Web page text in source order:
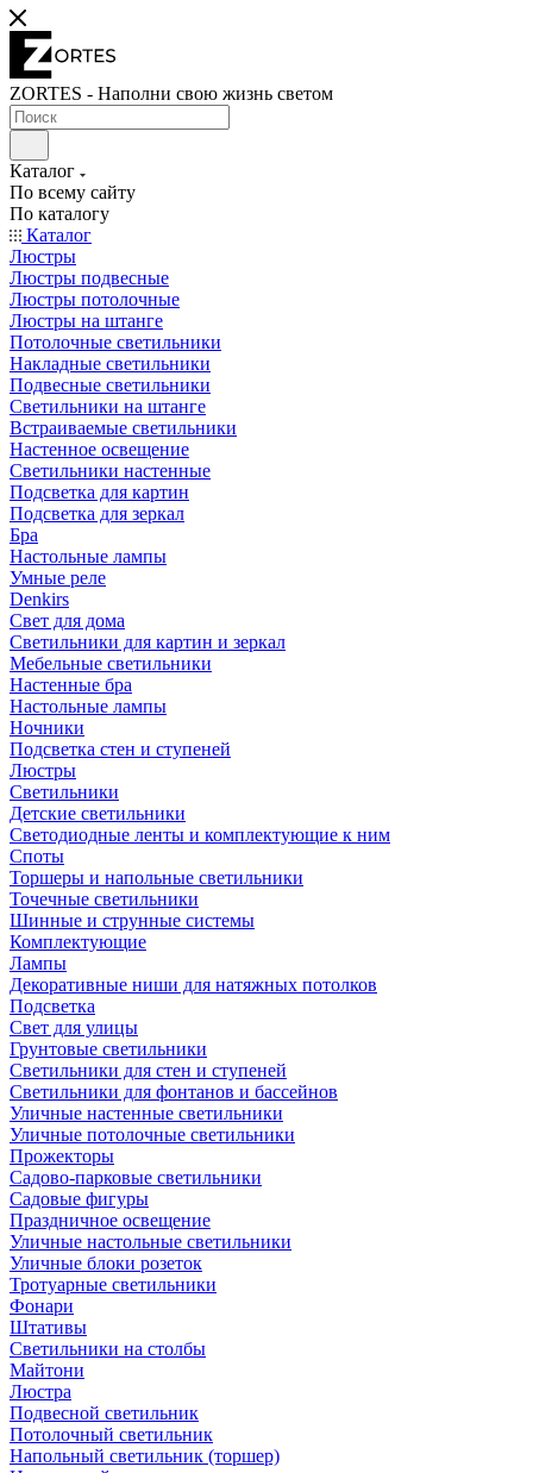
ZORTES - Наполни свою жизнь светом
Каталог
По всему сайту
По каталогу
Каталог
Люстры
Люстры подвесные
Люстры потолочные
Люстры на штанге
Потолочные светильники
Накладные светильники
Подвесные светильники
Светильники на штанге
Встраиваемые светильники
Настенное освещение
Светильники настенные
Подсветка для картин
Подсветка для зеркал
Бра
Настольные лампы
Умные реле
Denkirs
Свет для дома
Светильники для картин и зеркал
Мебельные светильники
Настенные бра
Настольные лампы
Ночники
Подсветка стен и ступеней
Люстры
Светильники
Детские светильники
Светодиодные ленты и комплектующие к ним
Споты
Торшеры и напольные светильники
Точечные светильники
Шинные и струнные системы
Комплектующие
Лампы
Декоративные ниши для натяжных потолков
Подсветка
Свет для улицы
Грунтовые светильники
Светильники для стен и ступеней
Светильники для фонтанов и бассейнов
Уличные настенные светильники
Уличные потолочные светильники
Прожекторы
Садово-парковые светильники
Садовые фигуры
Праздничное освещение
Уличные настольные светильники
Уличные блоки розеток
Тротуарные светильники
Фонари
Штативы
Светильники на столбы
Майтони
Люстра
Подвесной светильник
Потолочный светильник
Напольный светильник (торшер)